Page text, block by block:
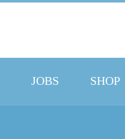
JOBS SHOP